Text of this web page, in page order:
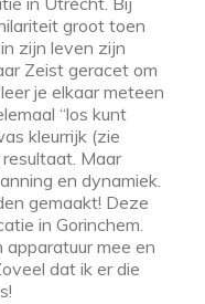
groot toen
zijn leven zijn
Zeist geracet om
je elkaar meteen
“los kunt
kleurrijk (zie
Maar
en dynamiek.
gemaakt! Deze
in Gorinchem.
mee en
dat ik er die